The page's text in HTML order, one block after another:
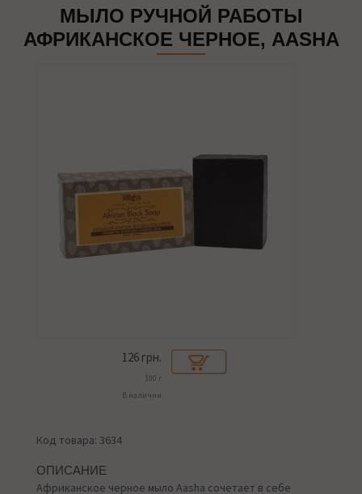
МЫЛО РУЧНОЙ РАБОТЫ
АФРИКАНСКОЕ ЧЕРНОЕ, AASHA
126 грн.
100 г
В наличии
Код товара: 3634
ОПИСАНИЕ
Африканское черное мыло Aasha сочетает в себе